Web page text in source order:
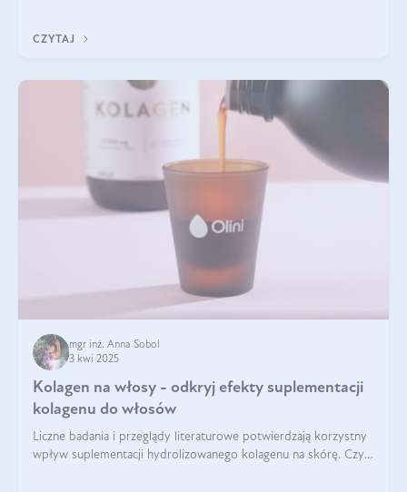
CZYTAJ
mgr inż. Anna Sobol
3 kwi 2025
Kolagen na włosy - odkryj efekty suplementacji
kolagenu do włosów
Liczne badania i przeglądy literaturowe potwierdzają korzystny
wpływ suplementacji hydrolizowanego kolagenu na skórę. Czy